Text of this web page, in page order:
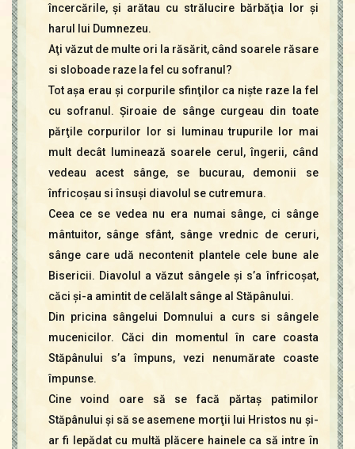
încercările, şi arătau cu strălucire bărbăţia lor şi
harul lui Dumnezeu.
Aţi văzut de multe ori la răsărit, când soarele răsare
si sloboade raze la fel cu sofranul?
Tot aşa erau şi corpurile sfinţilor ca nişte raze la fel
cu sofranul. Şiroaie de sânge curgeau din toate
părţile corpurilor lor si luminau trupurile lor mai
mult decât luminează soarele cerul, îngerii, când
vedeau acest sânge, se bucurau, demonii se
înfricoşau si însuşi diavolul se cutremura.
Ceea ce se vedea nu era numai sânge, ci sânge
mântuitor, sânge sfânt, sânge vrednic de ceruri,
sânge care udă necontenit plantele cele bune ale
Bisericii. Diavolul a văzut sângele şi s’a înfricoşat,
căci şi-a amintit de celălalt sânge al Stăpânului.
Din pricina sângelui Domnului a curs si sângele
mucenicilor. Căci din momentul în care coasta
Stăpânului s’a împuns, vezi nenumărate coaste
împunse.
Cine voind oare să se facă părtaş patimilor
Stăpânului şi să se asemene morţii lui Hristos nu şi-
ar fi lepădat cu multă plăcere hainele ca să intre în